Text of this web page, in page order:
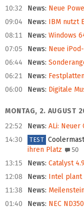
10:32 News: Neue
09:04 News: IBM nutzt
08:11 News: Windows
07:05 News: Neue
06:44 News:
06:21 News:
06:00 News: Digitale
MONTAG, 2. AUGUST
22:52
News: ALi: Neuer
14:30 TEST
ihren Platz
50
13:15 News: Catalyst
12:08 News: Intel plant
11:38 News:
01:40 News: NEC